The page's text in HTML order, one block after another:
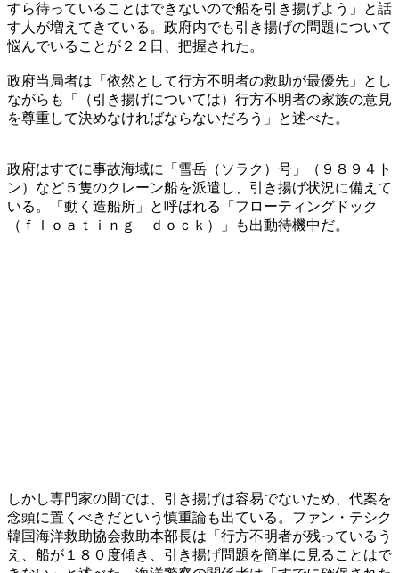
すら待っていることはできないので船を引き揚げよう」と話
す人が増えてきている。政府内でも引き揚げの問題について
悩んでいることが２２日、把握された。
政府当局者は「依然として行方不明者の救助が最優先」とし
ながらも「（引き揚げについては）行方不明者の家族の意見
を尊重して決めなければならないだろう」と述べた。
政府はすでに事故海域に「雪岳（ソラク）号」（９８９４ト
ン）など５隻のクレーン船を派遣し、引き揚げ状況に備えて
いる。「動く造船所」と呼ばれる「フローティングドック
（ｆｌｏａｔｉｎｇ ｄｏｃｋ）」も出動待機中だ。
しかし専門家の間では、引き揚げは容易でないため、代案を
念頭に置くべきだという慎重論も出ている。ファン・テシク
韓国海洋救助協会救助本部長は「行方不明者が残っているう
え、船が１８０度傾き、引き揚げ問題を簡単に見ることはで